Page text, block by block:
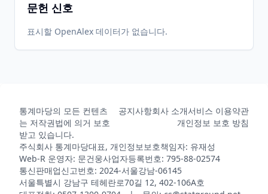
문헌 신호
표시할 OpenAlex 데이터가 없습니다.
통계마당의 모든 컨텐츠
는 저작권법에 의거 보호
받고 있습니다.
공지사항회사 소개서비스 이용약관
개인정보 보호 방침
주식회사 통계마당대표, 개인정보보호책임자: 유재성
Web-R 운영자: 문건웅사업자등록번호: 795-88-02574
통신판매업신고번호: 2024-서울강남-06145
서울특별시 강남구 테헤란로70길 12, 402-106A호